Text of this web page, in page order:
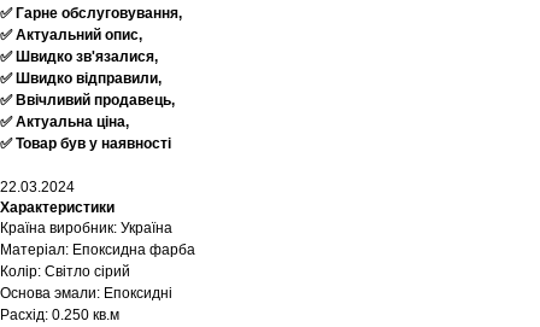
✅ Гарне обслуговування,
✅ Актуальний опис,
✅ Швидко зв'язалися,
✅ Швидко відправили,
✅ Ввічливий продавець,
✅ Актуальна ціна,
✅ Товар був у наявності
22.03.2024
Характеристики
Країна виробник: Україна
Матеріал: Епоксидна фарба
Колір: Світло сірий
Основа эмали: Епоксидні
Расхід: 0.250 кв.м